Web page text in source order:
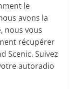
le
avons la
nous vous
récupérer
Scenic. Suivez
autoradio